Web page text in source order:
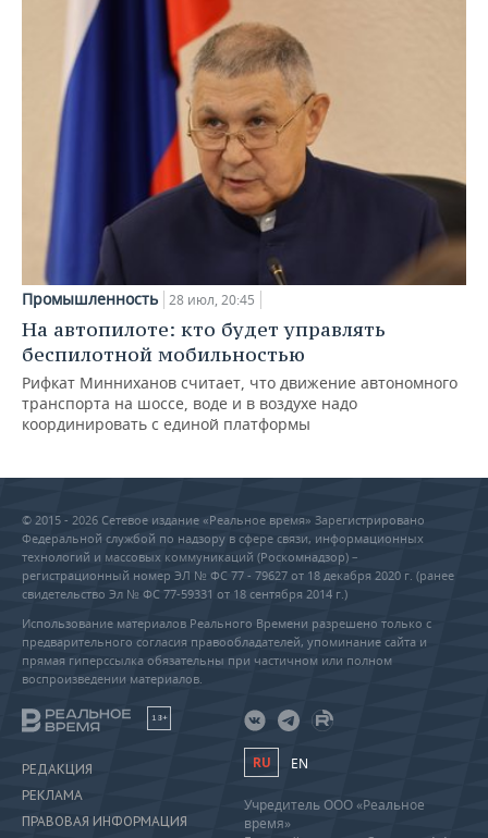
Промышленность 28 июл, 20:45
На автопилоте: кто будет управлять
беспилотной мобильностью
Рифкат Минниханов считает, что движение автономного
транспорта на шоссе, воде и в воздухе надо
координировать с единой платформы
© 2015 - 2026 Сетевое издание «Реальное время» Зарегистрировано
Федеральной службой по надзору в сфере связи, информационных
технологий и массовых коммуникаций (Роскомнадзор) –
регистрационный номер ЭЛ № ФС 77 - 79627 от 18 декабря 2020 г. (ранее
свидетельство Эл № ФС 77-59331 от 18 сентября 2014 г.)
Использование материалов Реального Времени разрешено только с
предварительного согласия правообладателей, упоминание сайта и
прямая гиперссылка обязательны при частичном или полном
воспроизведении материалов.
18+
РЕДАКЦИЯ
РЕКЛАМА
ПРАВОВАЯ ИНФОРМАЦИЯ
RU EN
Учредитель ООО «Реальное
время»